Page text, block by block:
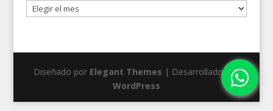
Publicaciones
por
Diseñado por Elegant Themes | Desarrollado por
WordPress